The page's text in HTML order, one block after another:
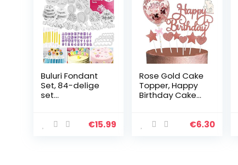
Buluri Fondant
Set, 84-delige
set
met premium
€15.99
Rose Gold Cake
Topper, Happy
Birthday Cake
Star Cake
€6.30